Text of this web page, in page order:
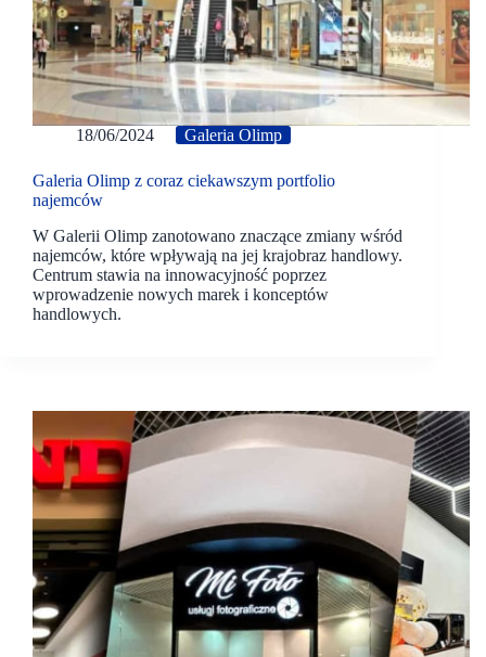
18/06/2024 Galeria Olimp
Galeria Olimp z coraz ciekawszym portfolio
najemców
W Galerii Olimp zanotowano znaczące zmiany wśród
najemców, które wpływają na jej krajobraz handlowy.
Centrum stawia na innowacyjność poprzez
wprowadzenie nowych marek i konceptów
handlowych.